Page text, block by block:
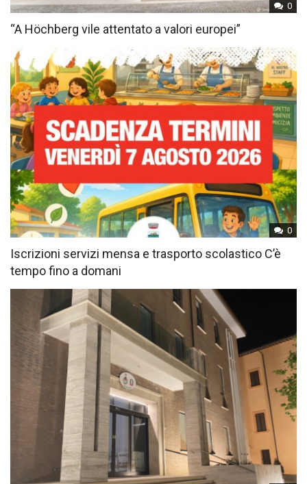
0
“A Höchberg vile attentato a valori europei”
0
Iscrizioni servizi mensa e trasporto scolastico C’è
tempo fino a domani